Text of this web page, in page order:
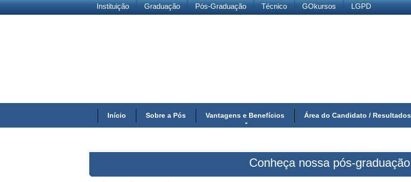
Instituição Graduação Pós-Graduação Técnico GOkursos LGPD
Início Sobre a Pós Vantagens e Benefícios Área do Candidato / Resultados
Conheça nossa pós-graduação